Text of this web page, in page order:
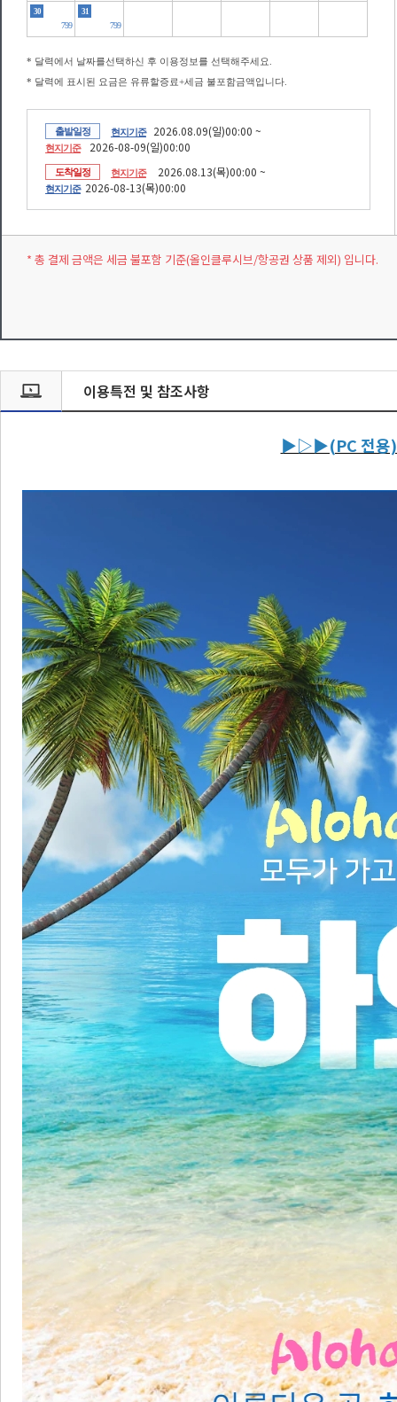
30
799
31
799
* 달력에서 날짜를선택하신 후 이용정보를 선택해주세요.
* 달력에 표시된 요금은 유류할증료+세금 불포함금액입니다.
출발일정 현지기준 2026.08.09(일)00:00 ~
현지기준 2026-08-09(일)00:00
도착일정 현지기준 2026.08.13(목)00:00 ~
현지기준 2026-08-13(목)00:00
* 총 결제 금액은 세금 불포함 기준(올인클루시브/항공권 상품 제외) 입니다.
이용특전 및 참조사항
▶▷▶(PC 전